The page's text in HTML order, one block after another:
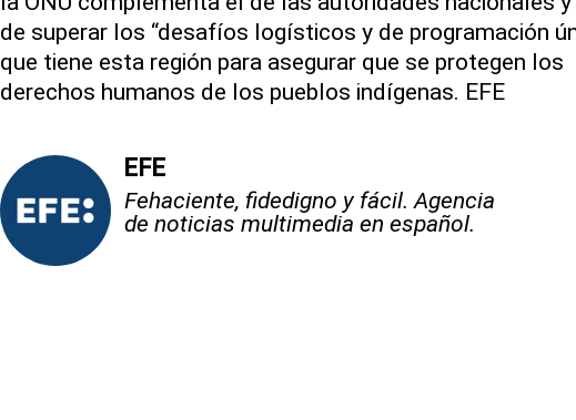
de superar los “desafíos logísticos y de programación
que tiene esta región para asegurar que se protegen los
derechos humanos de los pueblos indígenas. EFE
EFE
Fehaciente, fidedigno y fácil. Agencia
de noticias multimedia en español.